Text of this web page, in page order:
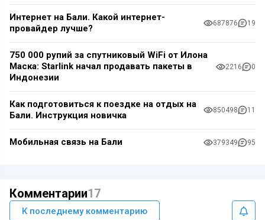
Интернет на Бали. Какой интернет-
провайдер лучше?
687876 19
750 000 рупий за спутниковый WiFi от Илона
Маска: Starlink начал продавать пакеты в
Индонезии
2216 0
Как подготовиться к поездке на отдых на
Бали. Инструкция новичка
850498 11
Мобильная связь на Бали 379349 95
Комментарии17
К последнему комментарию